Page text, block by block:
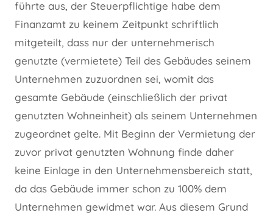
führte aus, der Steuerpflichtige habe dem
Finanzamt zu keinem Zeitpunkt schriftlich
mitgeteilt, dass nur der unternehmerisch
genutzte (vermietete) Teil des Gebäudes seinem
Unternehmen zuzuordnen sei, womit das
gesamte Gebäude (einschließlich der privat
genutzten Wohneinheit) als seinem Unternehmen
zugeordnet gelte. Mit Beginn der Vermietung der
zuvor privat genutzten Wohnung finde daher
keine Einlage in den Unternehmensbereich statt,
da das Gebäude immer schon zu 100% dem
Unternehmen gewidmet war. Aus diesem Grund